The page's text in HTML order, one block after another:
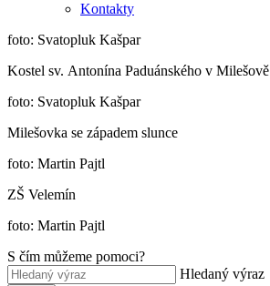
Kontakty
foto: Svatopluk Kašpar
Kostel sv. Antonína Paduánského v Milešově
foto: Svatopluk Kašpar
Milešovka se západem slunce
foto: Martin Pajtl
ZŠ Velemín
foto: Martin Pajtl
S čím můžeme pomoci?
Hledaný výraz